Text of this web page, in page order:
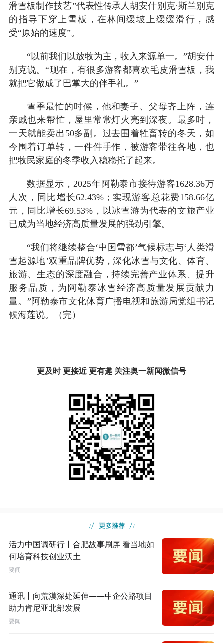
滑雪板制作技艺”代表性传承人胡安什别克·斯兰别克
的指导下穿上雪板，在林间缓坡上缓缓滑行，感
受“原始的速度”。
“以前我们以放牧为主，收入来源单一。”胡安什
别克说。“现在，有很多游客都喜欢毛皮滑雪板，我
就把它做成了巴掌大的伴手礼。”
雪季最忙的时候，他和妻子、父母齐上阵，连
亲戚也来帮忙，屋里常常灯火亮到深夜。最多时，
一天就能卖出50多副。过去围着牲畜转的冬天，如
今围着订单转，一件件手作，被游客带往各地，也
把牧民家庭的冬季收入稳稳托了起来。
数据显示，2025年阿勒泰市接待游客1628.36万
人次，同比增长62.43%；实现游客总花费158.66亿
元，同比增长69.53%，以冰雪游为代表的文旅产业
已成为当地经济高质量发展的强劲引擎。
“我们将继续整合‘中国雪都’气候标志与‘人类滑
雪起源地’双重品牌优势，深化冰雪与文化、体育、
旅游、生态的深度融合，持续完善产业体系、提升
服务品质，为阿勒泰冰雪经济高质量发展贡献力
量。”阿勒泰市文化体育广播电视和旅游局党组书记
候海莲说。（完）
更及时 更接近 更有趣 关注奥一新闻微信号
活力中国调研行丨合肥故事刷屏 看当地如
何培育科技创业沃土
要闻
通讯丨向荒漠深处延伸——中企公路项目
助力肯尼亚北部发展
要闻